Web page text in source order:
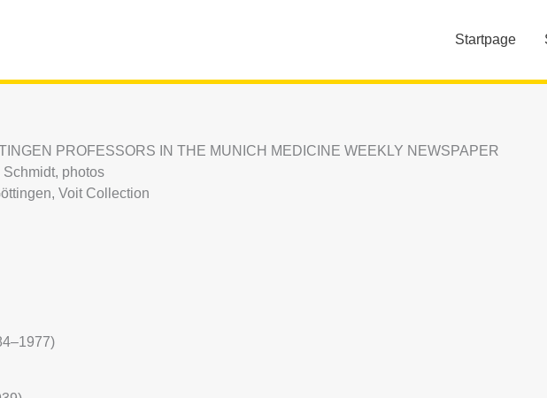
Startpage
PROFESSORS IN THE MUNICH MEDICINE WEEKLY NEWSPAPER
photos
Voit Collection